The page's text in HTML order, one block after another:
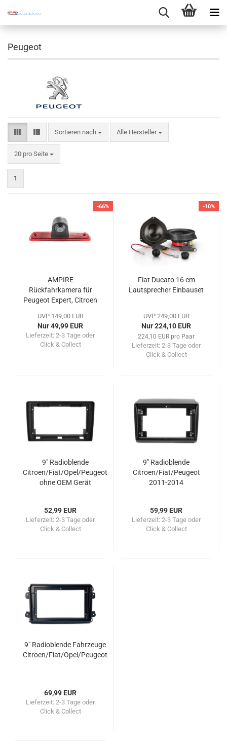
Peugeot
Sortieren nach
Sortieren nach Alle Hersteller
20 pro Seite
pro Seite
1
-66%
AMPIRE
Rückfahrkamera für
Peugeot Expert, Citroen
2007-16
UVP 149,00 EUR
Nur 49,99 EUR
Lieferzeit: 2-3 Tage oder
Click & Collect
-10%
Fiat Ducato 16 cm
Lautsprecher Einbauset
UVP 249,00 EUR
Nur 224,10 EUR
224,10 EUR pro Paar
Lieferzeit: 2-3 Tage oder
Click & Collect
9" Radioblende
Citroen/Fiat/Opel/Peugeot
ohne OEM Gerät
52,99 EUR
Lieferzeit: 2-3 Tage oder
Click & Collect
9" Radioblende
Citroen/Fiat/Peugeot
2011-2014
59,99 EUR
Lieferzeit: 2-3 Tage oder
Click & Collect
9" Radioblende Fahrzeuge
Citroen/Fiat/Opel/Peugeot
69,99 EUR
Lieferzeit: 2-3 Tage oder
Click & Collect